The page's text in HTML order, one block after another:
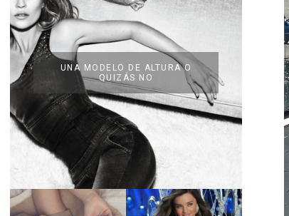
UNA MODELO DE ALTURA O
QUIZÁS NO